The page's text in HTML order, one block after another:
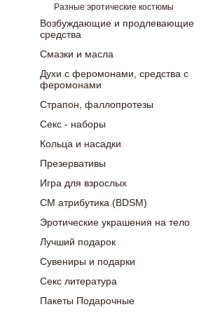
Разные эротические костюмы
Возбуждающие и продлевающие
средства
Смазки и масла
Духи с феромонами, средства с
феромонами
Страпон, фаллопротезы
Секс - наборы
Кольца и насадки
Презервативы
Игра для взрослых
СМ атрибутика (BDSM)
Эротические украшения на тело
Лучший подарок
Сувениры и подарки
Секс литература
Пакеты Подарочные